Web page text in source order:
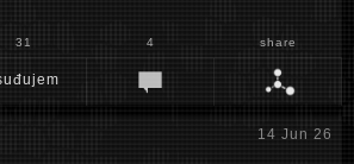
31 4 share
14 Jun 26